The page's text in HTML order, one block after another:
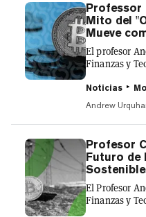
Professor
Mito del
Mueve
El profesor
Finanzas y
Business
entrega de la
que traigo
literatura
este artículo,
relación de
No hace
como el
Noticias
Andrew
Profesor
Futuro de
El Profesor
Finanzas y